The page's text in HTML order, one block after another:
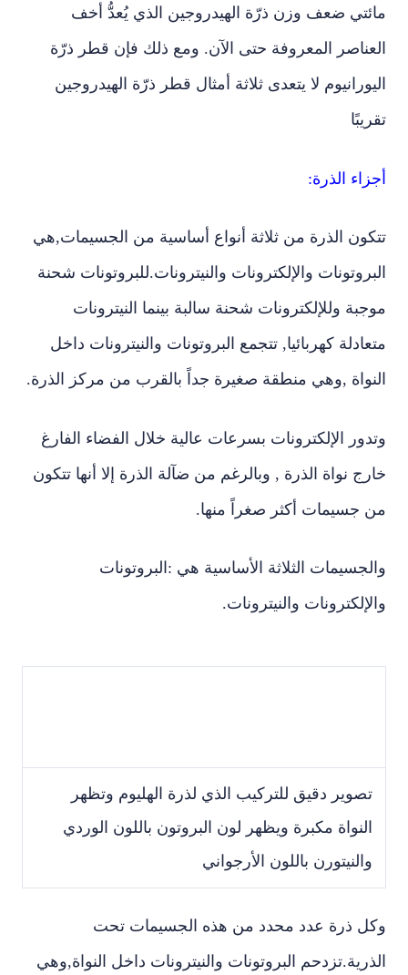
مائتي ضعف وزن ذرّة الهيدروجين الذي يُعدُّ أخف
العناصر المعروفة حتى الآن. ومع ذلك فإن قطر ذرّة
اليورانيوم لا يتعدى ثلاثة أمثال قطر ذرّة الهيدروجين
تقريبًا
أجزاء الذرة:
تتكون الذرة من ثلاثة أنواع أساسية من الجسيمات,هي
البروتونات والإلكترونات والنيترونات.للبروتونات شحنة
موجبة وللإلكترونات شحنة سالبة بينما النيترونات
متعادلة كهربائيا, تتجمع البروتونات والنيترونات داخل
النواة ,وهي منطقة صغيرة جداً بالقرب من مركز الذرة.
وتدور الإلكترونات بسرعات عالية خلال الفضاء الفارغ
خارج نواة الذرة , وبالرغم من ضآلة الذرة إلا أنها تتكون
من جسيمات أكثر صغراً منها.
والجسيمات الثلاثة الأساسية هي :البروتونات
والإلكترونات والنيترونات.
تصوير دقيق للتركيب الذي لذرة الهليوم وتظهر
النواة مكبرة ويظهر لون البروتون باللون الوردي
والنيتورن باللون الأرجواني
وكل ذرة عدد محدد من هذه الجسيمات تحت
الذرية.تزدحم البروتونات والنيترونات داخل النواة,وهي